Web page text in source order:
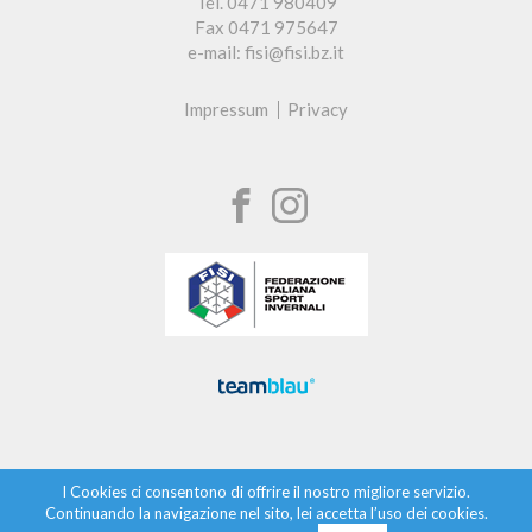
Fax 0471 975647
e-mail: fisi@fisi.bz.it
Impressum Privacy
I Cookies ci consentono di offrire il nostro migliore servizio.
Continuando la navigazione nel sito, lei accetta l’uso dei cookies.